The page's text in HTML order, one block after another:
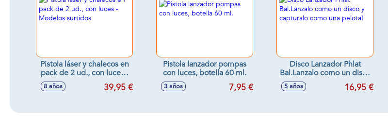
Pistola láser y chalecos en
pack de 2 ud., con luces -
Modelos surtidos
8 años 39,95 €
Pistola lanzador pompas
con luces, botella 60 ml.
3 años 7,95 €
Disco Lanzador Phlat
Bal.Lanzalo como un disco
y capturalo como una
5 años 16,95 €